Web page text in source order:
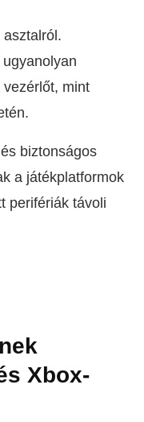
mint
biztonságos
a játékplatformok
perifériák távoli
Xbox-